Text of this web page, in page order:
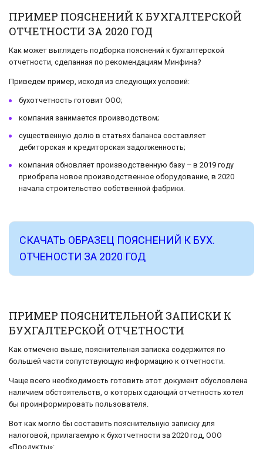
ПРИМЕР ПОЯСНЕНИЙ К БУХГАЛТЕРСКОЙ
ОТЧЕТНОСТИ ЗА 2020 ГОД
Как может выглядеть подборка пояснений к бухгалтерской
отчетности, сделанная по рекомендациям Минфина?
Приведем пример, исходя из следующих условий:
бухотчетность готовит ООО;
компания занимается производством;
существенную долю в статьях баланса составляет
дебиторская и кредиторская задолженность;
компания обновляет производственную базу – в 2019 году
приобрела новое производственное оборудование, в 2020
начала строительство собственной фабрики.
СКАЧАТЬ ОБРАЗЕЦ ПОЯСНЕНИЙ К БУХ.
ОТЧЕНОСТИ ЗА 2020 ГОД
ПРИМЕР ПОЯСНИТЕЛЬНОЙ ЗАПИСКИ К
БУХГАЛТЕРСКОЙ ОТЧЕТНОСТИ
Как отмечено выше, пояснительная записка содержится по
большей части сопутствующую информацию к отчетности.
Чаще всего необходимость готовить этот документ обусловлена
наличием обстоятельств, о которых сдающий отчетность хотел
бы проинформировать пользователя.
Вот как могло бы составить пояснительную записку для
налоговой, прилагаемую к бухотчетности за 2020 год, ООО
«Продукты»: